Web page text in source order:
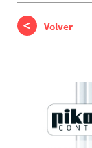
Volver